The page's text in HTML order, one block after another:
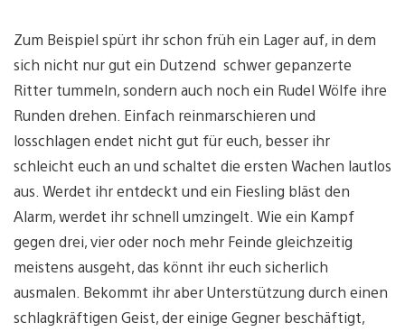
Zum Beispiel spürt ihr schon früh ein Lager auf, in dem
sich nicht nur gut ein Dutzend schwer gepanzerte
Ritter tummeln, sondern auch noch ein Rudel Wölfe ihre
Runden drehen. Einfach reinmarschieren und
losschlagen endet nicht gut für euch, besser ihr
schleicht euch an und schaltet die ersten Wachen lautlos
aus. Werdet ihr entdeckt und ein Fiesling bläst den
Alarm, werdet ihr schnell umzingelt. Wie ein Kampf
gegen drei, vier oder noch mehr Feinde gleichzeitig
meistens ausgeht, das könnt ihr euch sicherlich
ausmalen. Bekommt ihr aber Unterstützung durch einen
schlagkräftigen Geist, der einige Gegner beschäftigt,